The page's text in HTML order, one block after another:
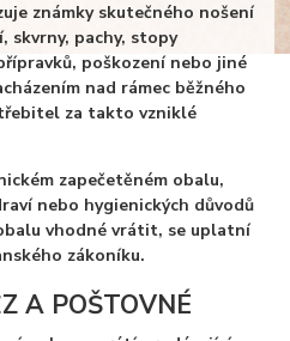
známky skutečného nošení
skvrny, pachy, stopy
poškození nebo jiné
nad rámec běžného
za takto vzniklé
zapečetěném obalu,
nebo hygienických důvodů
vhodné vrátit, se uplatní
zákoníku.
A POŠTOVNÉ